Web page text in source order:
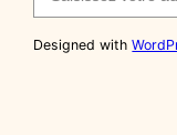
Designed with